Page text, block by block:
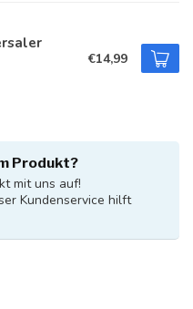
€14,99
Produkt?
mit uns auf!
Kundenservice hilft